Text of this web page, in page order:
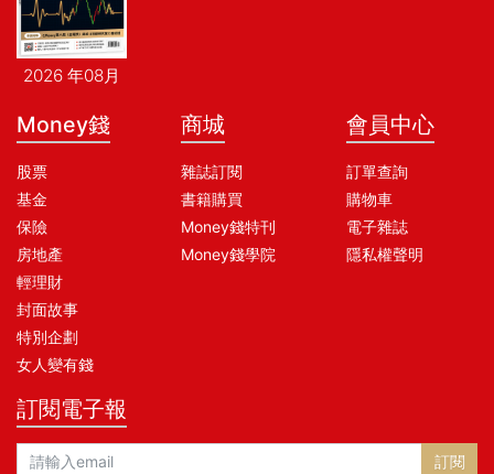
2026 年08月
Money錢
股票
基金
保險
房地產
輕理財
封面故事
特別企劃
女人變有錢
商城
雜誌訂閱
書籍購買
Money錢特刊
Money錢學院
會員中心
訂單查詢
購物車
電子雜誌
隱私權聲明
訂閱電子報
訂閱